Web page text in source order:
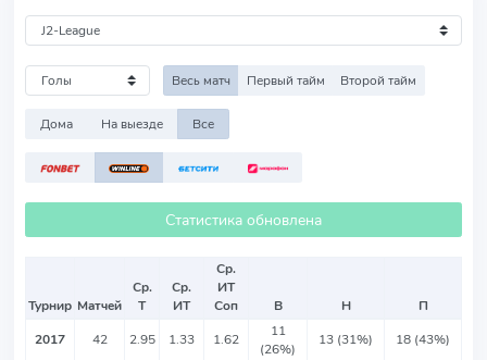
Весь матч Первый тайм Второй тайм
Дома На выезде Все
Статистика обновлена
Турнир Матчей
Ср.
Т
Ср.
ИТ
Ср.
ИТ
Соп
В Н
П
2017
42 2.95 1.33 1.62
11
(26%)
13 (31%) 18 (43%)